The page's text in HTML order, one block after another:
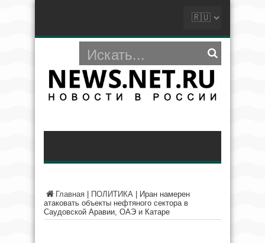
Главная ПОЛИТИКА
Иран намерен
атаковать объекты нефтяного сектора в
Саудовской Аравии, ОАЭ и Катаре